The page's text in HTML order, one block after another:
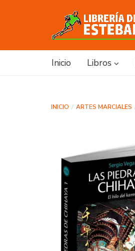
Inicio Libros
INICIO ARTES MARCIALES